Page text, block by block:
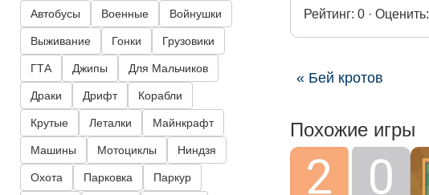
Рейтинг: 0 · Оценить:
« Бей кротов
Похожие игры
Автобусы Военные Войнушки
Выживание Гонки Грузовики
ГТА Джипы Для Мальчиков
Драки Дрифт Корабли
Крутые Леталки Майнкрафт
Машины Мотоциклы Ниндзя
Охота Парковка Паркур